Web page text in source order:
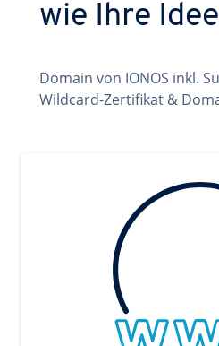
wie Ihre
Domain von IONOS inkl.
Wildcard-Zertifikat &